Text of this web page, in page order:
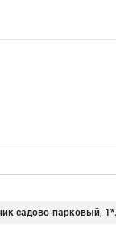
садово-парковый,